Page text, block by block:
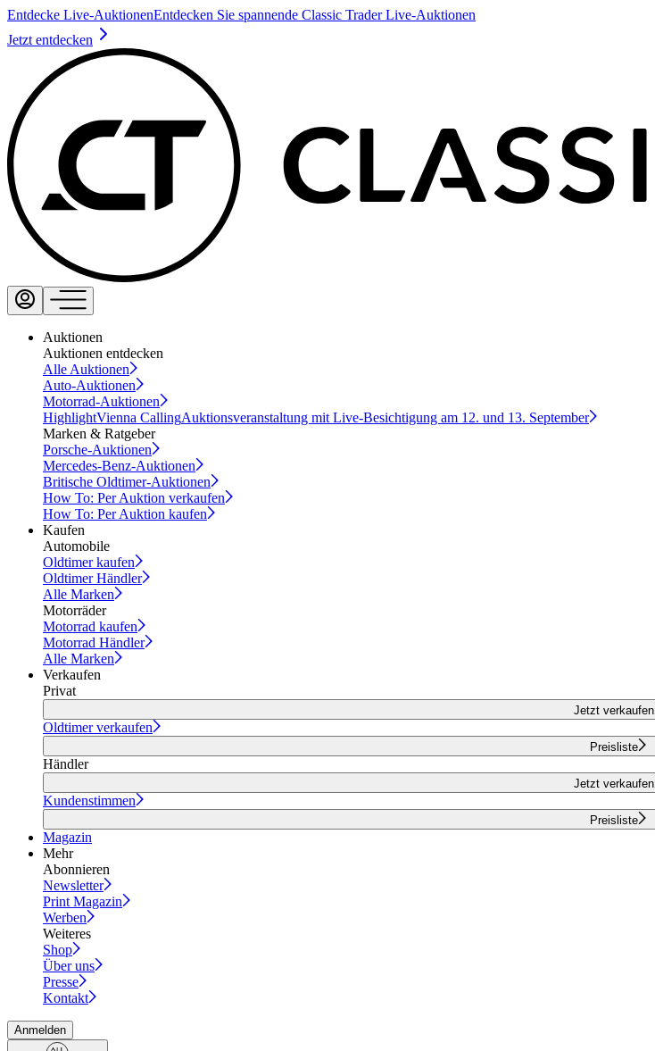
Entdecke Live-AuktionenEntdecken Sie spannende Classic Trader Live-Auktionen
Jetzt entdecken
Auktionen
Auktionen entdecken
Alle Auktionen
Auto-Auktionen
Motorrad-Auktionen
HighlightVienna CallingAuktionsveranstaltung mit Live-Besichtigung am 12. und 13. September
Marken & Ratgeber
Porsche-Auktionen
Mercedes-Benz-Auktionen
Britische Oldtimer-Auktionen
How To: Per Auktion verkaufen
How To: Per Auktion kaufen
Kaufen
Automobile
Oldtimer kaufen
Oldtimer Händler
Alle Marken
Motorräder
Motorrad kaufen
Motorrad Händler
Alle Marken
Verkaufen
Privat
Jetzt verkaufen
Oldtimer verkaufen
Preisliste
Händler
Jetzt verkaufen
Kundenstimmen
Preisliste
Magazin
Mehr
Abonnieren
Newsletter
Print Magazin
Werben
Weiteres
Shop
Über uns
Presse
Kontakt
Anmelden